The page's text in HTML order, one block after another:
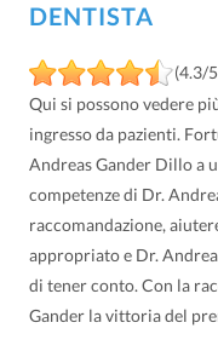
DENTISTA
(4.3/
Qui si possono vedere
ingresso da pazienti.
Andreas Gander Dillo a
competenze di Dr.
raccomandazione,
appropriato e Dr.
di tener conto. Con la
Gander la vittoria del